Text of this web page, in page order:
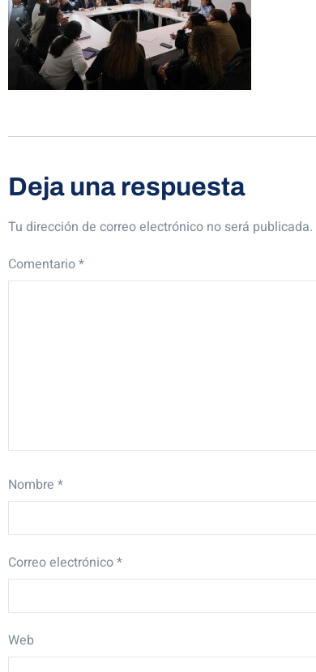
Deja una respuesta
Tu dirección de correo electrónico no será publicada.
Comentario*
Nombre *
Correo electrónico*
Web